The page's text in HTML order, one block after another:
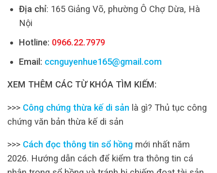
Địa chỉ: 165 Giảng Võ, phường Ô Chợ Dừa, Hà
Nội
Hotline: 0966.22.7979
Email: ccnguyenhue165@gmail.com
XEM THÊM CÁC TỪ KHÓA TÌM KIẾM:
>>> Công chứng thừa kế di sản là gì? Thủ tục công
chứng văn bản thừa kế di sản
>>> Cách đọc thông tin sổ hồng mới nhất năm
2026. Hướng dẫn cách để kiểm tra thông tin cá